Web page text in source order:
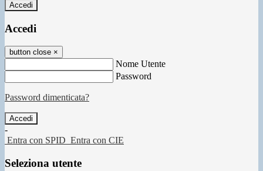
Accedi
Accedi
button close ×
Nome Utente
Password
Password dimenticata?
-
Entra con SPID Entra con CIE
Seleziona utente